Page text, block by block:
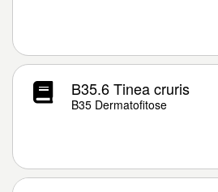
B35.6 Tinea cruris
B35 Dermatofitose